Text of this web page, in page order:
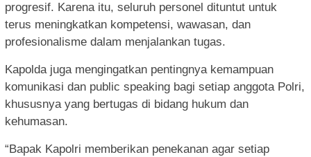
progresif. Karena itu, seluruh personel dituntut untuk
terus meningkatkan kompetensi, wawasan, dan
profesionalisme dalam menjalankan tugas.
Kapolda juga mengingatkan pentingnya kemampuan
komunikasi dan public speaking bagi setiap anggota Polri,
khususnya yang bertugas di bidang hukum dan
kehumasan.
“Bapak Kapolri memberikan penekanan agar setiap